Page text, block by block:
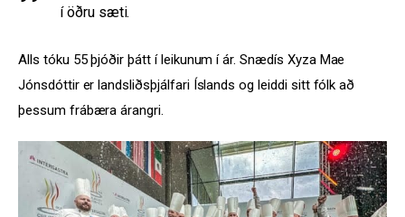
í öðru sæti.
Alls tóku 55 þjóðir þátt í leikunum í ár. Snædís Xyza Mae
Jónsdóttir er landsliðsþjálfari Íslands og leiddi sitt fólk að
þessum frábæra árangri.